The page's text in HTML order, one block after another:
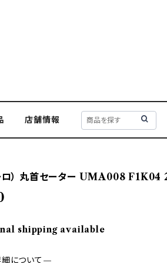
店舗情報
ロ） 丸首セーター UMA008 F1K04
shipping available
について—